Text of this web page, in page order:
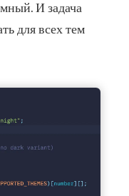
И задача
для всех тем